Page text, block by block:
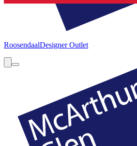
RoosendaalDesigner Outlet